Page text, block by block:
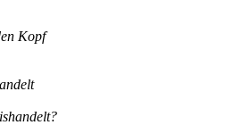
Kopf